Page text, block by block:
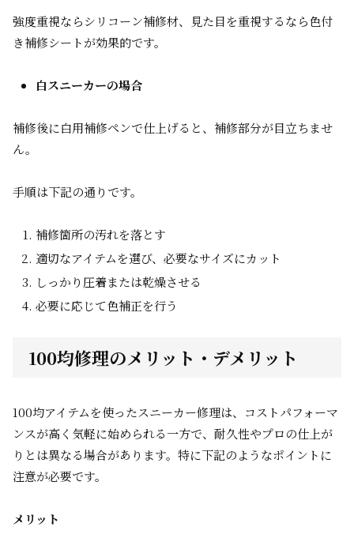
強度重視ならシリコーン補修材、見た目を重視するなら色付
き補修シートが効果的です。
白スニーカーの場合
補修後に白用補修ペンで仕上げると、補修部分が目立ちませ
ん。
手順は下記の通りです。
補修箇所の汚れを落とす
適切なアイテムを選び、必要なサイズにカット
しっかり圧着または乾燥させる
必要に応じて色補正を行う
100均修理のメリット・デメリット
100均アイテムを使ったスニーカー修理は、コストパフォーマ
ンスが高く気軽に始められる一方で、耐久性やプロの仕上が
りとは異なる場合があります。特に下記のようなポイントに
注意が必要です。
メリット